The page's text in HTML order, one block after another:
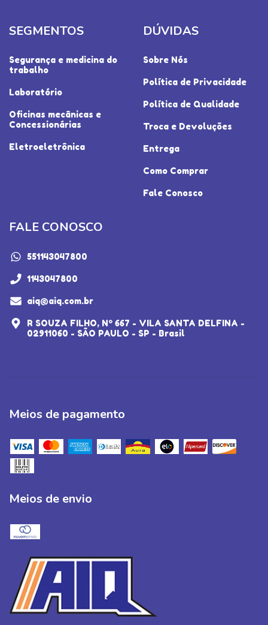
SEGMENTOS
Segurança e medicina do
trabalho
Laboratório
Oficinas mecânicas e
Concessionárias
Eletroeletrônica
DÚVIDAS
Sobre Nós
Política de Privacidade
Política de Qualidade
Troca e Devoluções
Entrega
Como Comprar
Fale Conosco
FALE CONOSCO
551143047800
1143047800
aiq@aiq.com.br
R SOUZA FILHO, Nº 667 - VILA SANTA DELFINA -
02911060 - SÃO PAULO - SP - Brasil
Meios de pagamento
Meios de envio